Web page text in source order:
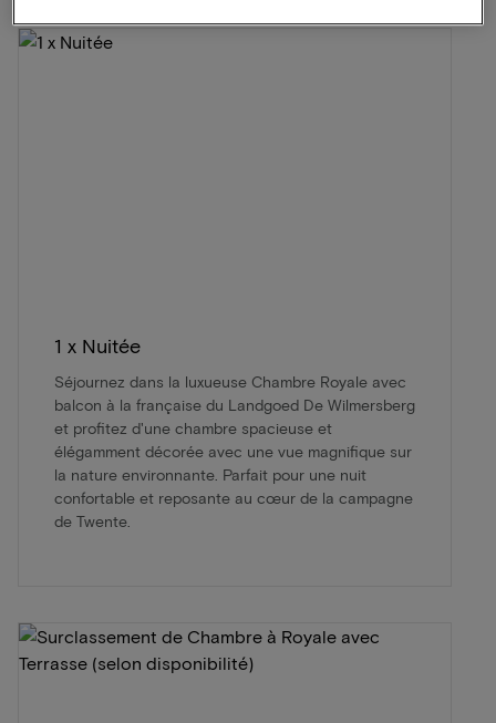
1 x Nuitée
Séjournez dans la luxueuse Chambre Royale avec
balcon à la française du Landgoed De Wilmersberg
et profitez d'une chambre spacieuse et
élégamment décorée avec une vue magnifique sur
la nature environnante. Parfait pour une nuit
confortable et reposante au cœur de la campagne
de Twente.